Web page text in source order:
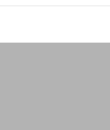
użytkowników
i związane
np. wysłanie